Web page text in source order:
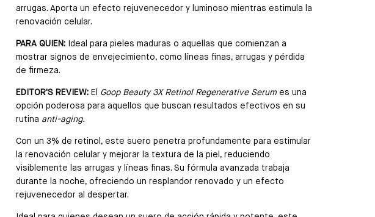
arrugas. Aporta un efecto rejuvenecedor y luminoso mientras estimula la
renovación celular.
PARA QUIEN: Ideal para pieles maduras o aquellas que comienzan a
mostrar signos de envejecimiento, como líneas finas, arrugas y pérdida
de firmeza.
EDITOR'S REVIEW: El Goop Beauty 3X Retinol Regenerative Serumes una
opción poderosa para aquellos que buscan resultados efectivos en su
rutina anti-aging.
Con un 3% de retinol, este suero penetra profundamente para estimular
la renovación celular y mejorar la textura de la piel, reduciendo
visiblemente las arrugas y líneas finas. Su fórmula avanzada trabaja
durante la noche, ofreciendo un resplandor renovado y un efecto
rejuvenecedor al despertar.